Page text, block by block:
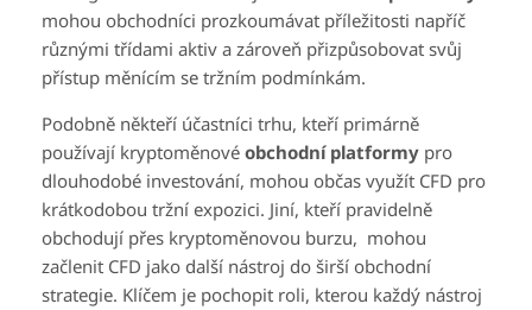
mohou obchodníci prozkoumávat příležitosti napříč
různými třídami aktiv a zároveň přizpůsobovat svůj
přístup měnícím se tržním podmínkám.
Podobně někteří účastníci trhu, kteří primárně
používají kryptoměnové obchodní platformy pro
dlouhodobé investování, mohou občas využít CFD pro
krátkodobou tržní expozici. Jiní, kteří pravidelně
obchodují přes kryptoměnovou burzu, mohou
začlenit CFD jako další nástroj do širší obchodní
strategie. Klíčem je pochopit roli, kterou každý nástroj